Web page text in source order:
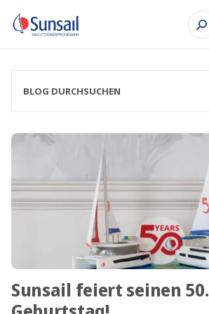
Sunsail feiert seinen 50.
BLOG DURCHSUCHEN
KATEGORIE FILTERN
SUCHE